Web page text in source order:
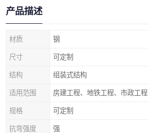
产品描述
材质 钢
尺寸 可定制
结构 组装式结构
适用范围 房建工程、地铁工程、市政工程
规格 可定制
抗弯强度 强